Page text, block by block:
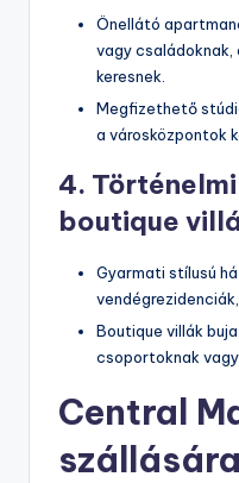
Önellátó
vagy családoknak,
keresnek.
Megfizethető
a városközpontok
4.
boutique
Gyarmati stílusú
Boutique villák
csoportoknak
Central